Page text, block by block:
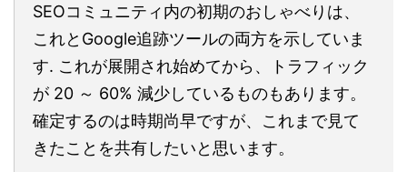
SEOコミュニティ内の初期のおしゃべりは、
これとGoogle追跡ツールの両方を示していま
す. これが展開され始めてから、トラフィック
が 20 ～ 60% 減少しているものもあります。
確定するのは時期尚早ですが、これまで見て
きたことを共有したいと思います。